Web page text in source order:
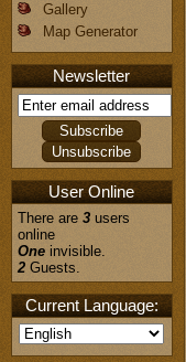
Gallery
Map Generator
Newsletter
User Online
There are 3users
online
Oneinvisible.
2Guests.
Current Language: